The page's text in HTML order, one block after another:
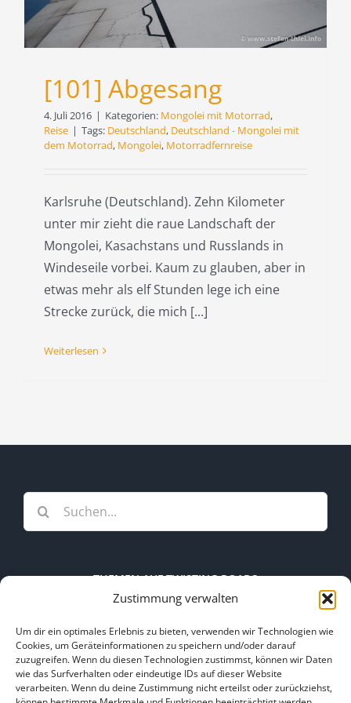
Zustimmung verwalten
Um dir ein optimales Erlebnis zu bieten, verwenden wir Technologien wie
Cookies, um Geräteinformationen zu speichern und/oder darauf
zuzugreifen. Wenn du diesen Technologien zustimmst, können wir Daten
wie das Surfverhalten oder eindeutige IDs auf dieser Website
verarbeiten. Wenn du deine Zustimmung nicht erteilst oder zurückziehst,
[101] Abgesang
4. Juli 2016 | Kategorien: Mongolei mit Motorrad,
Reise | Tags: Deutschland, Deutschland - Mongolei mit
dem Motorrad, Mongolei, Motorradfernreise
Karlsruhe (Deutschland). Zehn Kilometer
unter mir zieht die raue Landschaft der
Mongolei, Kasachstans und Russlands in
Windeseile vorbei. Kaum zu glauben, aber in
etwas mehr als elf Stunden lege ich eine
Strecke zurück, die mich [...]
Weiterlesen
Suche
nach:
THEMEN AUF TWISTING ROADS
auf
Twisting
Roads
Kooperation Kontakt